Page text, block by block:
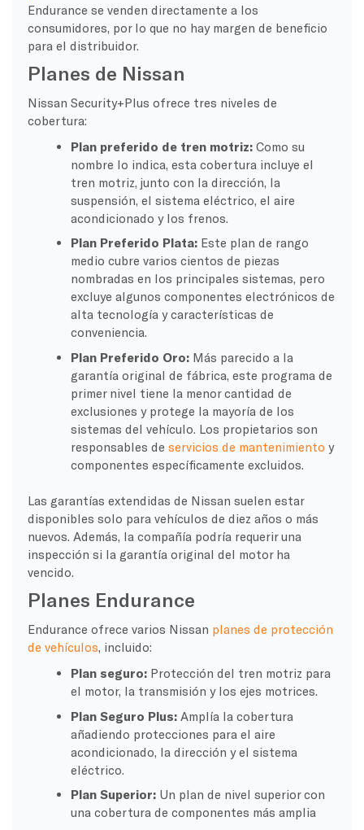
Endurance se venden directamente a los
consumidores, por lo que no hay margen de beneficio
para el distribuidor.
Planes de Nissan
Nissan Security+Plus ofrece tres niveles de
cobertura:
Plan preferido de tren motriz: Como su
nombre lo indica, esta cobertura incluye el
tren motriz, junto con la dirección, la
suspensión, el sistema eléctrico, el aire
acondicionado y los frenos.
Plan Preferido Plata: Este plan de rango
medio cubre varios cientos de piezas
nombradas en los principales sistemas, pero
excluye algunos componentes electrónicos de
alta tecnología y características de
conveniencia.
Plan Preferido Oro: Más parecido a la
garantía original de fábrica, este programa de
primer nivel tiene la menor cantidad de
exclusiones y protege la mayoría de los
sistemas del vehículo. Los propietarios son
responsables deservicios de mantenimiento y
componentes específicamente excluidos.
Las garantías extendidas de Nissan suelen estar
disponibles solo para vehículos de diez años o más
nuevos. Además, la compañía podría requerir una
inspección si la garantía original del motor ha
vencido.
Planes Endurance
Endurance ofrece varios Nissan planes de protección
de vehículos, incluido:
Plan seguro: Protección del tren motriz para
el motor, la transmisión y los ejes motrices.
Plan Seguro Plus: Amplía la cobertura
añadiendo protecciones para el aire
acondicionado, la dirección y el sistema
eléctrico.
Plan Superior: Un plan de nivel superior con
una cobertura de componentes más amplia